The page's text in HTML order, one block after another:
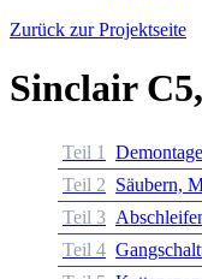
Zurück zur Projektseite
Sinclair
Teil 1
Teil 2 Säubern,
Teil 3
Teil 4